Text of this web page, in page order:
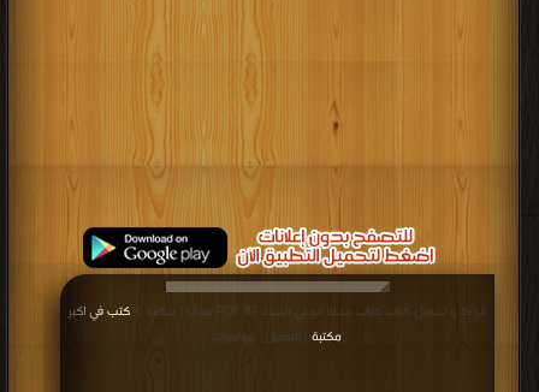
قراءة و تحميل كتاب كتاب مجلة الوعي العدد 87 PDF مجانا | مكتبة >
كتب في اكبر
مكتبة
| التحميل : مرة/مرات